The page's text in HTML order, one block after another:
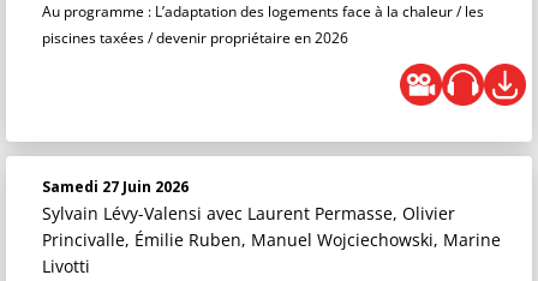
Au programme : L’adaptation des logements face à la chaleur / les
piscines taxées / devenir propriétaire en 2026
Samedi 27 Juin 2026
Sylvain Lévy-Valensi avec Laurent Permasse, Olivier
Princivalle, Émilie Ruben, Manuel Wojciechowski, Marine
Livotti